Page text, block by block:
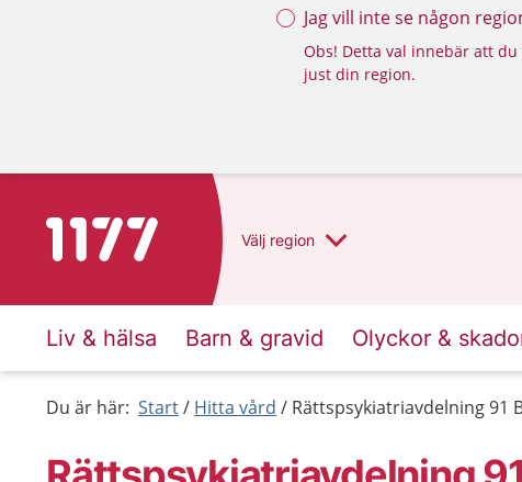
Jag vill inte se någon
Obs! Detta val innebär att
just din region.
Till startsidan för 1177 Välj region
Liv & hälsa Barn & gravid Olyckor &
Du är här: Start Hitta vård Rättspsykiatriavdelning 91